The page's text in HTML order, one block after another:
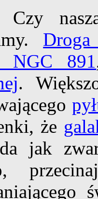
Czy
NGC 891
.
że
jak